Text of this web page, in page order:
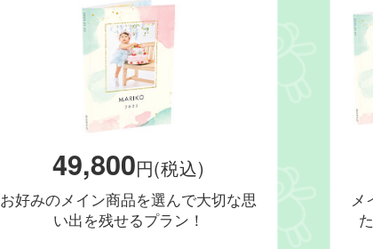
49,800円(税込)
お好みのメイン商品を選んで大切な思
い出を残せるプラン！